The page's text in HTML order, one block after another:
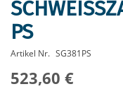
Zum
Anfang
der
Bildergalerie
springen
S
Artikel Nr. SG381PS
523,60 €